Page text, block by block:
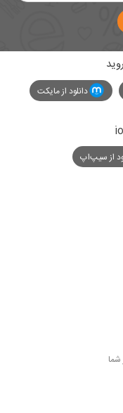
دانلود از مایکت
از سیپ‌اپ